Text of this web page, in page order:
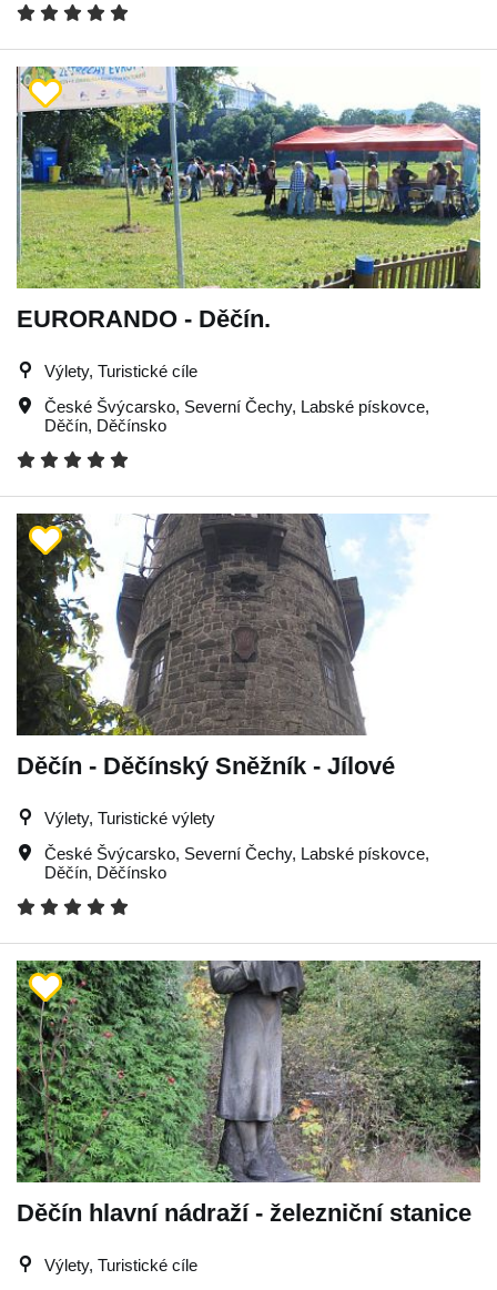
EURORANDO - Děčín.
Výlety, Turistické cíle
České Švýcarsko, Severní Čechy, Labské pískovce,
Děčín, Děčínsko
Děčín - Děčínský Sněžník - Jílové
Výlety, Turistické výlety
České Švýcarsko, Severní Čechy, Labské pískovce,
Děčín, Děčínsko
Děčín hlavní nádraží - železniční stanice
Výlety, Turistické cíle